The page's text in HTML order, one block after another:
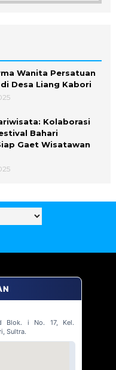
Wanita Persatuan
Desa Liang Kabori
Kolaborasi
Bahari
Gaet Wisatawan
Blok. i No. 17, Kel.
Sultra.